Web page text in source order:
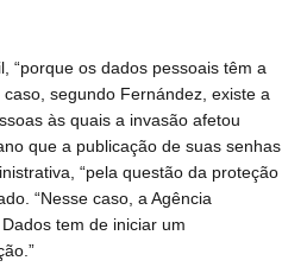
“porque os dados pessoais têm a
segundo Fernández, existe a
às quais a invasão afetou
que a publicação de suas senhas
“pela questão da proteção
“Nesse caso, a Agência
tem de iniciar um